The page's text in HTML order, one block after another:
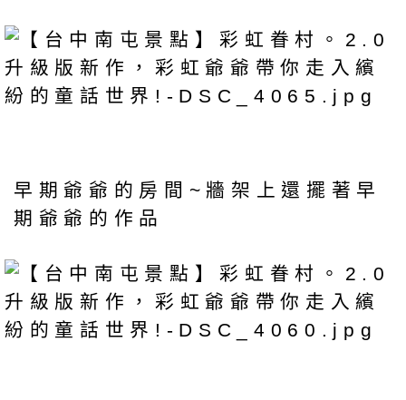
早期爺爺的房間~牆架上還擺著早
期爺爺的作品